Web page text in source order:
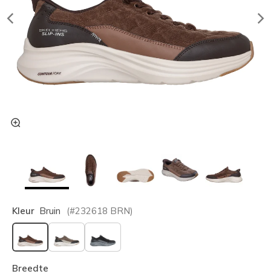
Kleur Bruin (#232618 BRN)
geselecteerd
Breedte